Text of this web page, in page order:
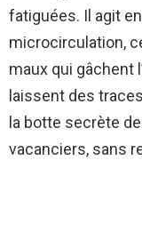
fatiguées. Il agit
microcirculation,
maux qui gâchent
laissent des
la botte secrète
vacanciers, sans